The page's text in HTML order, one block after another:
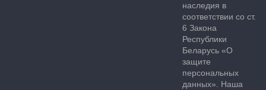
наследия в
соответствии со ст.
6 Закона
Республики
Беларусь «О
защите
персональных
данных». Наша